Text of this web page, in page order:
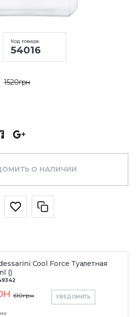
Код товара:
54016
1520грн
О НАЛИЧИИ
Cool Force Туалетная
()
610грн УВЕДОМИТЬ